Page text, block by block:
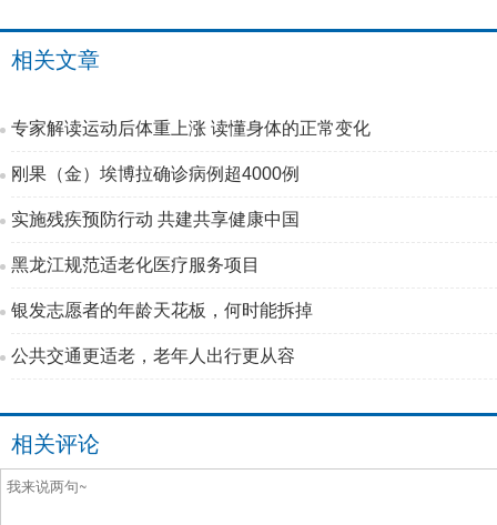
相关文章
专家解读运动后体重上涨 读懂身体的正常变化
刚果（金）埃博拉确诊病例超4000例
实施残疾预防行动 共建共享健康中国
黑龙江规范适老化医疗服务项目
银发志愿者的年龄天花板，何时能拆掉
公共交通更适老，老年人出行更从容
相关评论